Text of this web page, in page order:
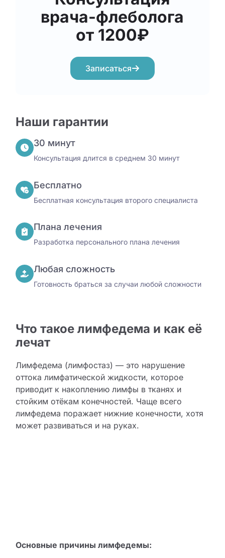
врача-флеболога
от 1200₽
Записаться
Наши гарантии
30 минут
Консультация длится в среднем 30 минут
Бесплатно
Бесплатная консультация второго специалиста
Плана лечения
Разработка персонального плана лечения
Любая сложность
Готовность браться за случаи любой сложности
Что такое лимфедема и как её
лечат
Лимфедема (лимфостаз) — это нарушение
оттока лимфатической жидкости, которое
приводит к накоплению лимфы в тканях и
стойким отёкам конечностей. Чаще всего
лимфедема поражает нижние конечности, хотя
может развиваться и на руках.
Основные причины лимфедемы: